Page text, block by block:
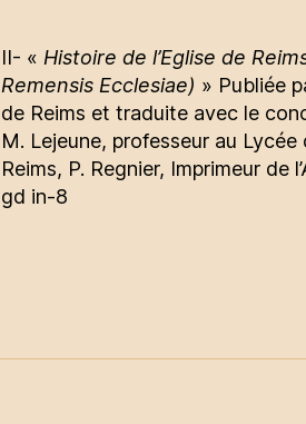
II- « Histoire de l’Eglise de
Remensis Ecclesiae) » Publiée
de Reims et traduite avec le
M. Lejeune, professeur au
Reims, P. Regnier, Imprimeur de
gd in-8